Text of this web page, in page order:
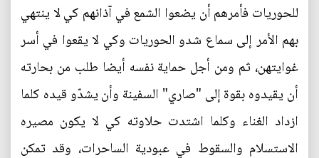
للحوريات فأمرهم أن يضعوا الشمع في آذانهم كي لا ينتهي
بهم الأمر إلى سماع شدو الحوريات وكي لا يقعوا في أسر
غوايتهن، ثم ومن أجل حماية نفسه أيضا طلب من بحارته
أن يقيدوه بقوة إلى "صاري" السفينة وأن يشدّو قيده كلما
ازداد الغناء وكلما اشتدت حلاوته كي لا يكون مصيره
الاستسلام والسقوط في عبودية الساحرات، وقد تمكن